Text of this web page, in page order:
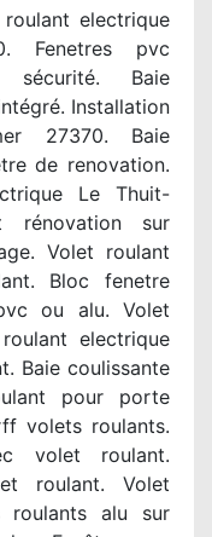
electrique
Fenetres pvc
sécurité. Baie
Installation
27370. Baie
de renovation.
Le Thuit-
rénovation sur
Volet roulant
Bloc fenetre
ou alu. Volet
electrique
Baie coulissante
pour porte
volets roulants.
volet roulant.
roulant. Volet
roulants alu sur